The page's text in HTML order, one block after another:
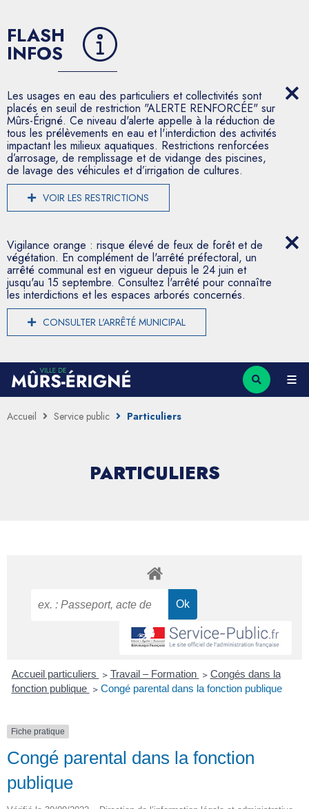
FLASH
INFOS
Les usages en eau des particuliers et collectivités sont
placés en seuil de restriction "ALERTE RENFORCÉE" sur
Mûrs-Érigné. Ce niveau d'alerte appelle à la réduction de
tous les prélèvements en eau et l'interdiction des activités
impactant les milieux aquatiques. Restrictions renforcées
d’arrosage, de remplissage et de vidange des piscines,
de lavage des véhicules et d’irrigation de cultures.
VOIR LES RESTRICTIONS
Vigilance orange : risque élevé de feux de forêt et de
végétation. En complément de l'arrêté préfectoral, un
arrêté communal est en vigueur depuis le 24 juin et
jusqu'au 15 septembre. Consultez l'arrêté pour connaître
les interdictions et les espaces arborés concernés.
CONSULTER L'ARRÊTÉ MUNICIPAL
Accueil Service public Particuliers
PARTICULIERS
Accueil particuliers > Travail – Formation > Congés dans la
fonction publique > Congé parental dans la fonction publique
Fiche pratique
Congé parental dans la fonction
publique